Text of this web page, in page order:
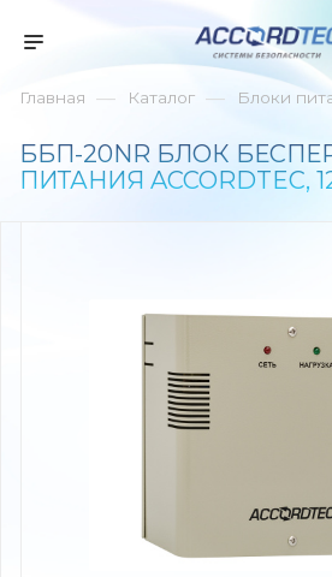
Главная — Каталог — Блоки
ББП-20NR БЛОК
ПИТАНИЯ ACCORDTEC,